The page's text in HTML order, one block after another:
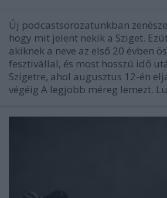
Új podcastsorozatunkban
hogy mit jelent nekik a Sziget.
akiknek a neve az első 20 évben
fesztivállal, és most hosszú idő
Szigetre, ahol augusztus 12-én
végéig A legjobb méreg lemezt.